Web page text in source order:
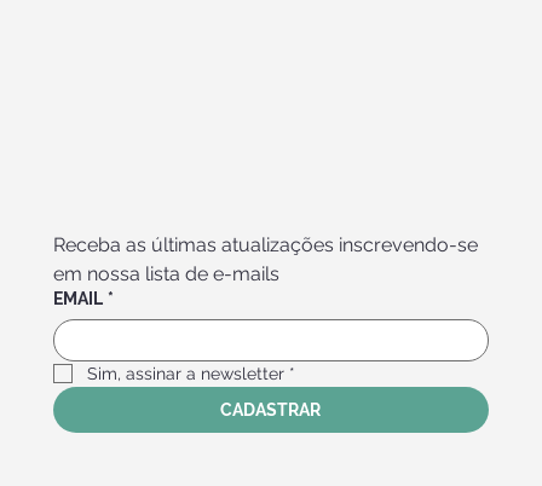
Receba as últimas atualizações inscrevendo-se
em nossa lista de e-mails
EMAIL *
Sim, assinar a newsletter *
CADASTRAR